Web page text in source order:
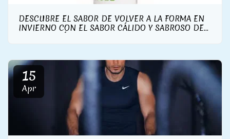
DESCUBRE EL SABOR DE VOLVER A LA FORMA EN
INVIERNO CON EL SABOR CÁLIDO Y SABROSO DE
15
Apr